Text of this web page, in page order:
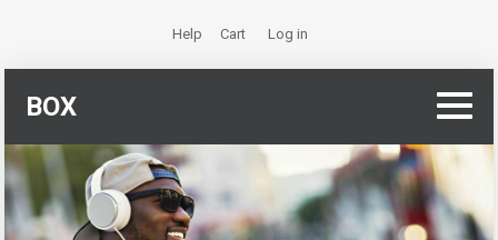
Help Cart Log in
BOX